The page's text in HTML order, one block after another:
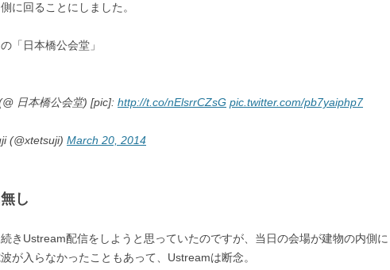
に回ることにしました。
「日本橋公会堂」
日本橋公会堂) [pic]: http://t.co/nElsrrCZsG pic.twitter.com/pb7yaiphp7
(@xtetsuji) March 20, 2014
し
きUstream配信をしようと思っていたのですが、当日の会場が建物の内側に
が入らなかったこともあって、Ustreamは断念。